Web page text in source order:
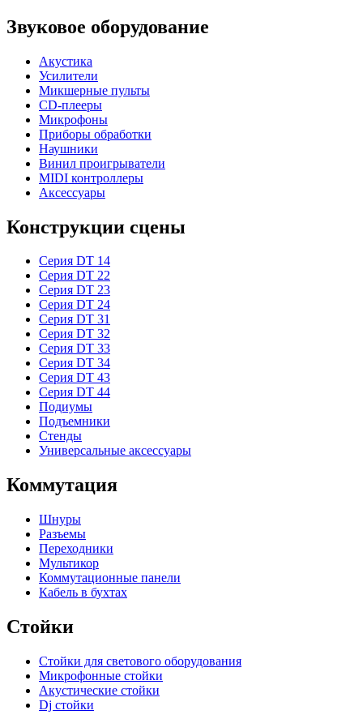
Звуковое оборудование
Акустика
Усилители
Микшерные пульты
CD-плееры
Микрофоны
Приборы обработки
Наушники
Винил проигрыватели
MIDI контроллеры
Аксессуары
Конструкции сцены
Серия DT 14
Серия DT 22
Серия DT 23
Серия DT 24
Серия DT 31
Серия DT 32
Серия DT 33
Серия DT 34
Серия DT 43
Серия DT 44
Подиумы
Подъемники
Стенды
Универсальные аксессуары
Коммутация
Шнуры
Разъемы
Переходники
Мультикор
Коммутационные панели
Кабель в бухтах
Стойки
Стойки для светового оборудования
Микрофонные стойки
Акустические стойки
Dj стойки